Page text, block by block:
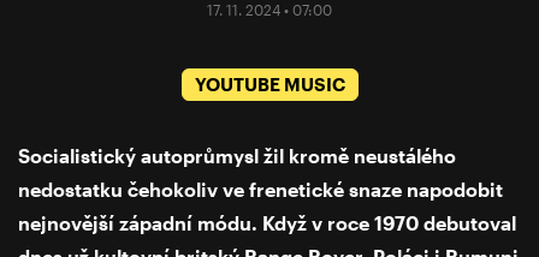
17. 11. 2024 • 07:00
YOUTUBE MUSIC
Socialistický autoprůmysl žil kromě neustálého
nedostatku čehokoliv ve frenetické snaze napodobit
nejnovější západní módu. Když v roce 1970 debutoval